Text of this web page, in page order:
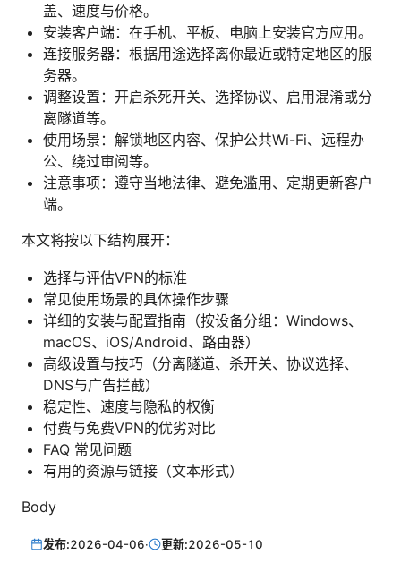
盖、速度与价格。
安装客户端：在手机、平板、电脑上安装官方应用。
连接服务器：根据用途选择离你最近或特定地区的服
务器。
调整设置：开启杀死开关、选择协议、启用混淆或分
离隧道等。
使用场景：解锁地区内容、保护公共Wi-Fi、远程办
公、绕过审阅等。
注意事项：遵守当地法律、避免滥用、定期更新客户
端。
本文将按以下结构展开：
选择与评估VPN的标准
常见使用场景的具体操作步骤
详细的安装与配置指南（按设备分组：Windows、
macOS、iOS/Android、路由器）
高级设置与技巧（分离隧道、杀开关、协议选择、
DNS与广告拦截）
稳定性、速度与隐私的权衡
付费与免费VPN的优劣对比
FAQ 常见问题
有用的资源与链接（文本形式）
Body
发布:2026-04-06· 更新:2026-05-10